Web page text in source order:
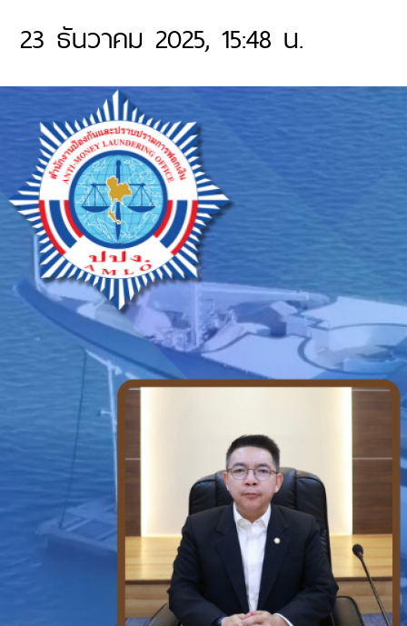
23 ธันวาคม 2025, 15:48 น.